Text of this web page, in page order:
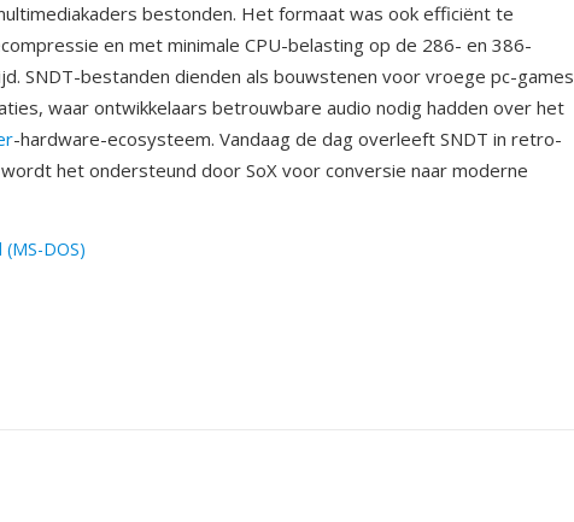
bestonden. Het formaat was ook efficiënt te
en met minimale CPU-belasting op de 286- en 386-
SNDT-bestanden dienden als bouwstenen voor vroege pc-games
waar ontwikkelaars betrouwbare audio nodig hadden over het
-hardware-ecosysteem. Vandaag de dag overleeft SNDT in retro-
het ondersteund door SoX voor conversie naar moderne
DOS)